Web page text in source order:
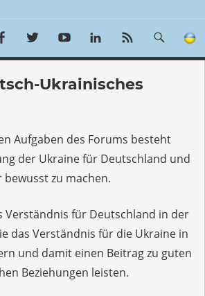
Ukrainisches
Aufgaben des Forums besteht
der Ukraine für Deutschland und
zu machen.
Verständnis für Deutschland in der
das Verständnis für die Ukraine in
und damit einen Beitrag zu guten
Beziehungen leisten.